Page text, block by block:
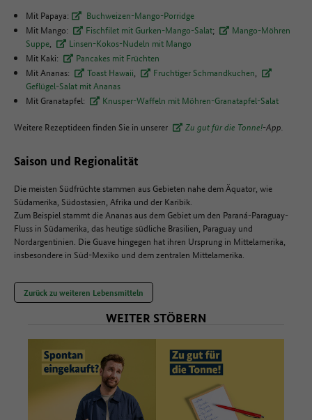
Mit Papaya:
Buchweizen-Mango-Porridge
Mit Mango:
Fischfilet mit Gurken-Mango-Salat;
Mango-Möhren
Suppe,
Linsen-Kokos-Nudeln mit Mango
Mit Kaki:
Pancakes mit Früchten
Mit Ananas:
Toast Hawaii, Fruchtiger Schmandkuchen,
Geflügel-Salat mit Ananas
Mit Granatapfel:
Knusper-Waffeln mit Möhren-Granatapfel-Salat
Weitere Rezeptideen finden Sie in unserer
Zu gut für die Tonne!-App.
Saison und Regionalität
Die meisten Südfrüchte stammen aus Gebieten nahe dem Äquator, wie
Südamerika, Südostasien, Afrika und der Karibik.
Zum Beispiel stammt die Ananas aus dem Gebiet um den Paraná-Paraguay-
Fluss in Südamerika, das heutige südliche Brasilien, Paraguay und
Nordargentinien. Die Guave hingegen hat ihren Ursprung in Mittelamerika,
insbesondere in Süd-Mexiko und dem zentralen Mittelamerika.
Zurück zu weiteren Lebensmitteln
WEITER STÖBERN